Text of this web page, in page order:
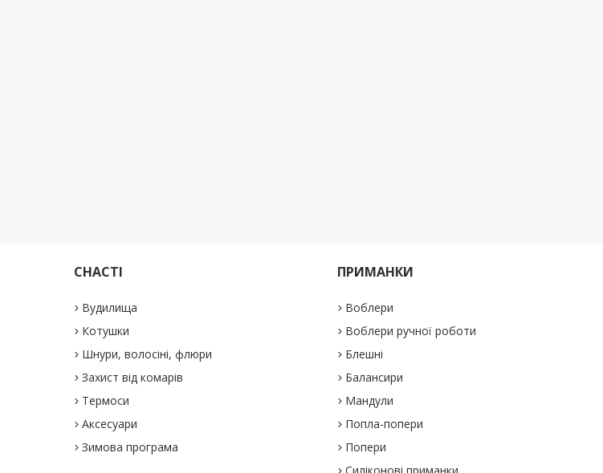
СНАСТІ
Вудилища
Котушки
Шнури, волосіні, флюри
Захист від комарів
Термоси
Аксесуари
Зимова програма
ПРИМАНКИ
Воблери
Воблери ручної роботи
Блешні
Балансири
Мандули
Попла-попери
Попери